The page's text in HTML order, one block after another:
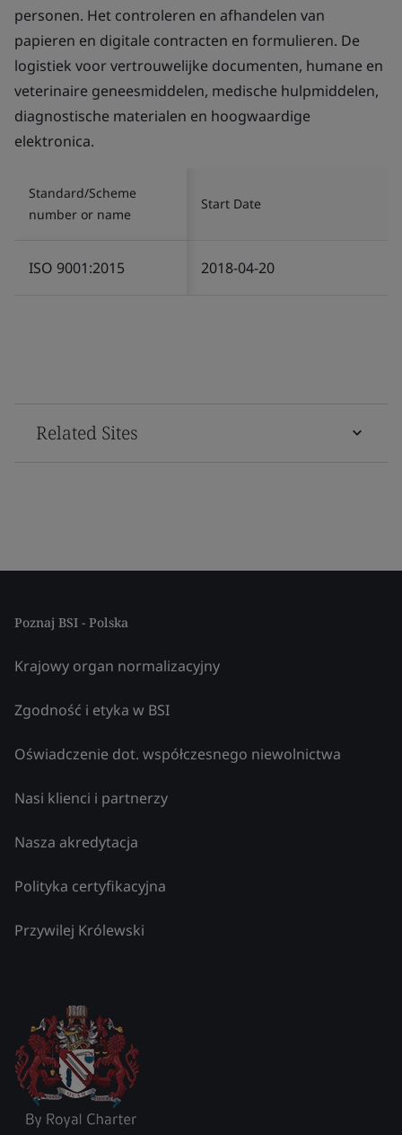
personen. Het controleren en afhandelen van
papieren en digitale contracten en formulieren. De
logistiek voor vertrouwelijke documenten, humane en
veterinaire geneesmiddelen, medische hulpmiddelen,
diagnostische materialen en hoogwaardige
elektronica.
Standard/Scheme
number or name
Start Date
ISO 9001:2015 2018-04-20
Related Sites
Poznaj BSI - Polska
Krajowy organ normalizacyjny
Zgodność i etyka w BSI
Oświadczenie dot. współczesnego niewolnictwa
Nasi klienci i partnerzy
Nasza akredytacja
Polityka certyfikacyjna
Przywilej Królewski